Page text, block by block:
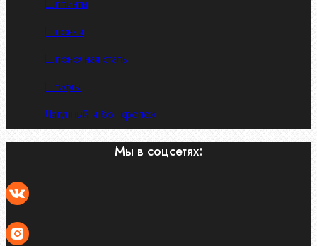
Шплинты
Шпонки
Шпоночная сталь
Штифты
Латунный и бр. крепеж
Мы в соцсетях: